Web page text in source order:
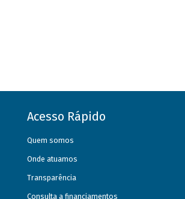
Acesso Rápido
Quem somos
Onde atuamos
Transparência
Consulta a financiamentos